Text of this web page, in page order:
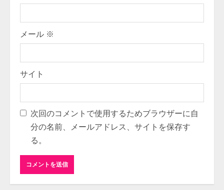
メール ※
サイト
次回のコメントで使用するためブラウザーに自
分の名前、メールアドレス、サイトを保存す
る。